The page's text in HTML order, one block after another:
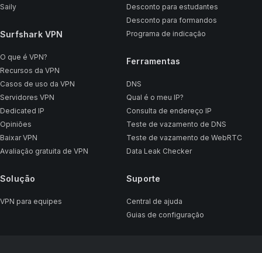
Saily
Surfshark VPN
O que é VPN?
Recursos da VPN
Casos de uso da VPN
Servidores VPN
Dedicated IP
Opiniões
Baixar VPN
Avaliação gratuita de VPN
Solução
VPN para equipes
Desconto para estudantes
Desconto para formandos
Programa de indicação
Ferramentas
DNS
Qual é o meu IP?
Consulta de endereço IP
Teste de vazamento de DNS
Teste de vazamento de WebRTC
Data Leak Checker
Suporte
Central de ajuda
Guias de configuração